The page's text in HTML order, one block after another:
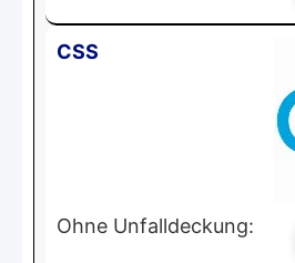
CSS
Ohne Unfalldeckung: